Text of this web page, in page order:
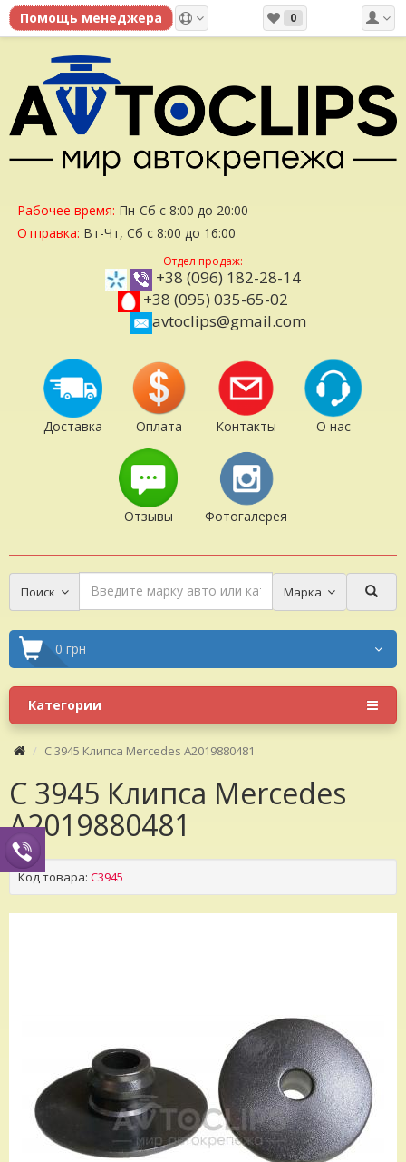
0
Рабочее время: Пн-Сб с 8:00 до 20:00
Отправка: Вт-Чт, Сб с 8:00 до 16:00
Отдел продаж:
+38 (096) 182-28-14
+38 (095) 035-65-02
avtoclips@gmail.com
Доставка Оплата Контакты О нас
Отзывы Фотогалерея
Поиск Марка
0 грн
Категории
C 3945 Клипса Mercedes A2019880481
C 3945 Клипса Mercedes
A2019880481
Код товара: C3945